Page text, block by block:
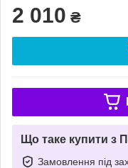
2 010 ₴
Що таке купити з
Замовлення під